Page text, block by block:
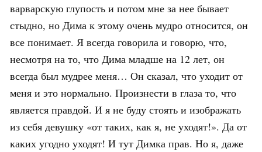
варварскую глупость и потом мне за нее бывает
стыдно, но Дима к этому очень мудро относится, он
все понимает. Я всегда говорила и говорю, что,
несмотря на то, что Дима младше на 12 лет, он
всегда был мудрее меня… Он сказал, что уходит от
меня и это нормально. Произнести в глаза то, что
является правдой. И я не буду стоять и изображать
из себя девушку «от таких, как я, не уходят!». Да от
каких угодно уходят! И тут Димка прав. Но я, даже